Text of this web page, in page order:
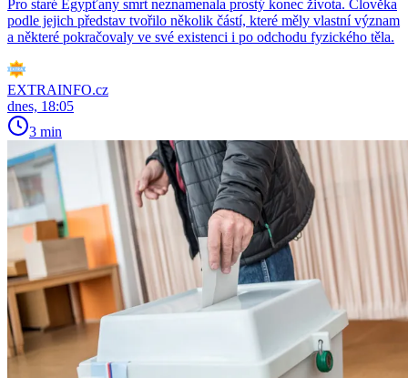
Pro staré Egypťany smrt neznamenala prostý konec života. Člověka
podle jejich představ tvořilo několik částí, které měly vlastní význam
a některé pokračovaly ve své existenci i po odchodu fyzického těla.
EXTRAINFO.cz
dnes, 18:05
3 min